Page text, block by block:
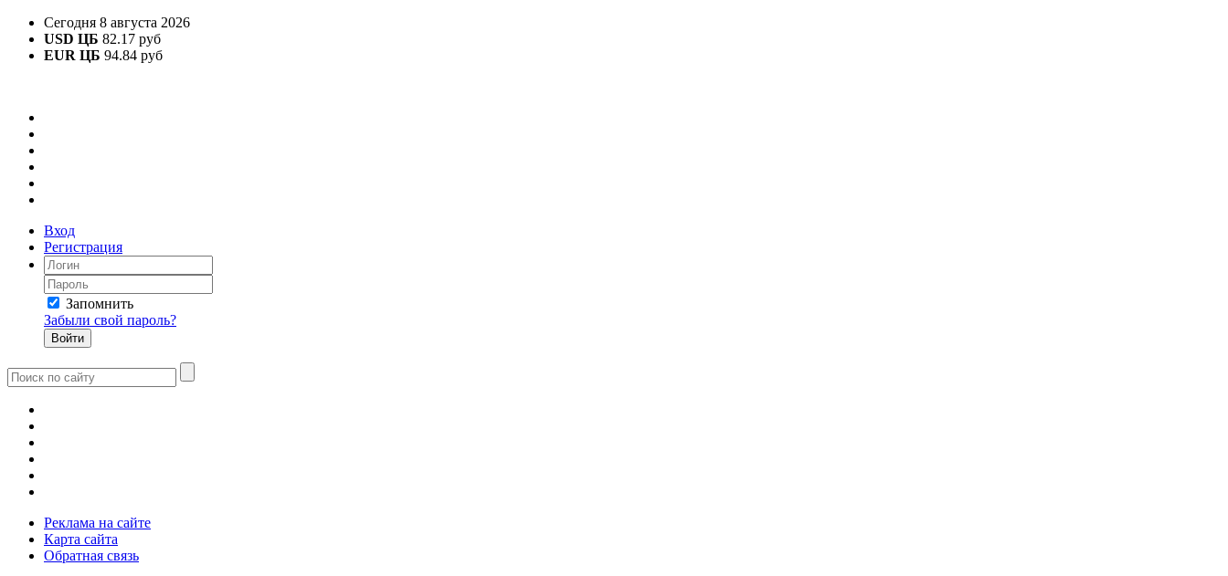
Сегодня 8 августа 2026
USD ЦБ 82.17 руб
EUR ЦБ 94.84 руб
Вход
Регистрация
Запомнить
Забыли свой пароль?
Реклама на сайте
Карта сайта
Обратная связь